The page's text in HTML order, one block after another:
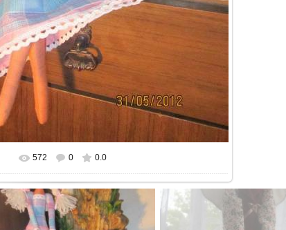
В реальном размере 720x960
572 0 0.0